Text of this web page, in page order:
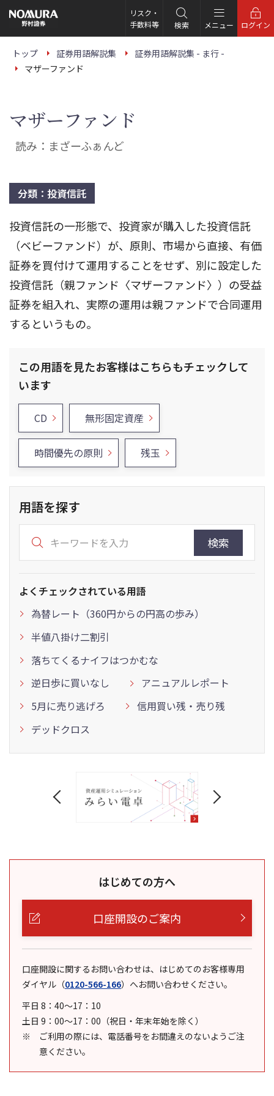
の
ー
リスク・
手数料等
検索 メニュー ログイン
トップ 証券用語解説集
証券用語解説集 - ま行 -
マザーファンド
マザーファンド
読み：まざーふぁんど
分類：投資信託
投資信託の一形態で、投資家が購入した投資信託
（ベビーファンド）が、原則、市場から直接、有価
証券を買付けて運用することをせず、別に設定した
投資信託（親ファンド〈マザーファンド〉）の受益
証券を組入れ、実際の運用は親ファンドで合同運用
するというもの。
この用語を見たお客様はこちらもチェックして
います
CD 無形固定資産
時間優先の原則 残玉
用語を探す
検索
よくチェックされている用語
為替レート（360円からの円高の歩み）
半値八掛け二割引
落ちてくるナイフはつかむな
逆日歩に買いなし
アニュアルレポート
5月に売り逃げろ
信用買い残・売り残
デッドクロス
はじめての方へ
口座開設のご案内
口座開設に関するお問い合わせは、はじめてのお客様専用
ダイヤル （0120-566-166） へお問い合わせください。
平日 8：40～17：10
土日 9：00～17：00（祝日・年末年始を除く）
ご利用の際には、電話番号をお間違えのないようご注
意ください。